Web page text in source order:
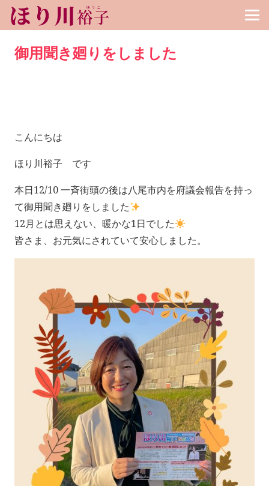
御用聞き廻りをしました
こんにちは
ほり川裕子 です
本日12/10 一斉街頭の後は八尾市内を府議会報告を持っ
て御用聞き廻りをしました
12月とは思えない、暖かな1日でした
皆さま、お元気にされていて安心しました。